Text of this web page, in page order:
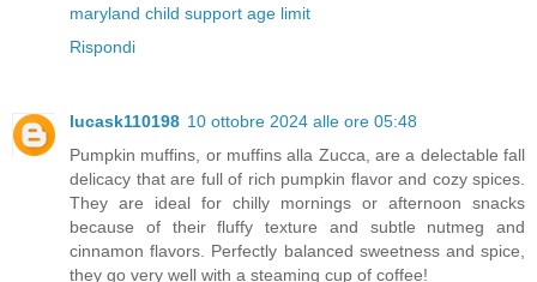
maryland child support age limit
Rispondi
lucask110198 10 ottobre 2024 alle ore 05:48
Pumpkin muffins, or muffins alla Zucca, are a delectable fall
delicacy that are full of rich pumpkin flavor and cozy spices.
They are ideal for chilly mornings or afternoon snacks
because of their fluffy texture and subtle nutmeg and
cinnamon flavors. Perfectly balanced sweetness and spice,
they go very well with a steaming cup of coffee!